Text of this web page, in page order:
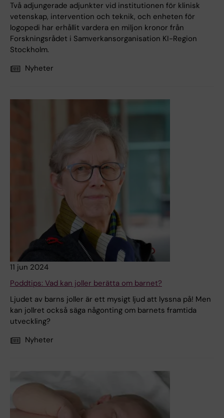
Två adjungerade adjunkter vid institutionen för klinisk
vetenskap, intervention och teknik, och enheten för
logopedi har erhållit vardera en miljon kronor från
Forskningsrådet i Samverkansorganisation KI-Region
Stockholm.
Nyheter
11 jun 2024
Poddtips: Vad kan joller berätta om barnet?
Ljudet av barns joller är ett mysigt ljud att lyssna på! Men
kan jollret också säga någonting om barnets framtida
utveckling?
Nyheter